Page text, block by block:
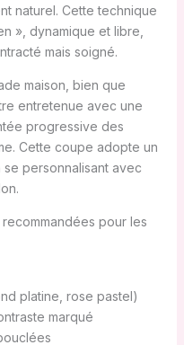
naturel. Cette technique
», dynamique et libre,
mais soigné.
maison, bien que
entretenue avec une
progressive des
Cette coupe adopte un
personnalisant avec
pour les
platine, rose pastel)
marqué